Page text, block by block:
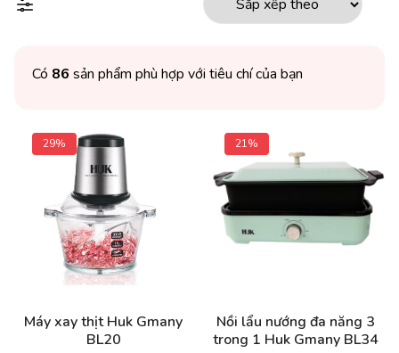
Có 86 sản phẩm phù hợp với tiêu chí của bạn
29%
Máy xay thịt Huk Gmany
BL20
21%
Nồi lẩu nướng đa năng 3
trong 1 Huk Gmany BL34